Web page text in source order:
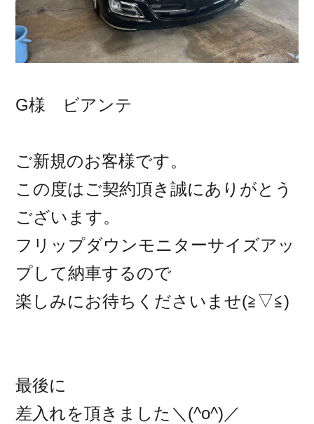
G様 ビアンテ
ご新規のお客様です。
この度はご契約頂き誠にありがとう
ございます。
フリップダウンモニターサイズアッ
プして納車するので
楽しみにお待ちくださいませ(≧▽≦)
最後に
差入れを頂きました＼(^o^)／